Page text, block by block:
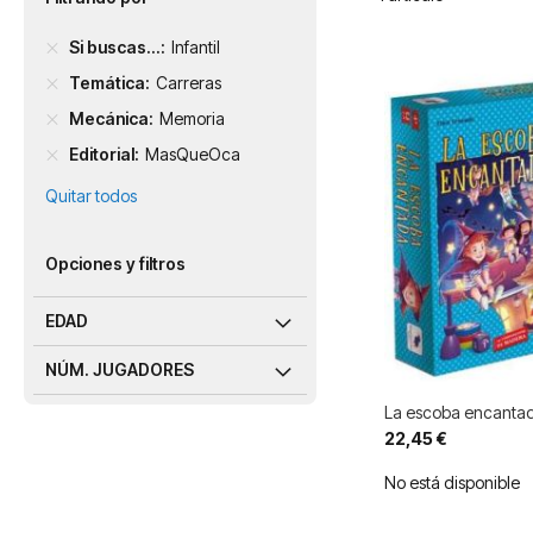
La escoba
22,45 €
No está disponible
Si buscas... Infantil
Temática Carreras
Mecánica Memoria
Editorial MasQueOca
Quitar todos
Opciones y filtros
EDAD
NÚM. JUGADORES